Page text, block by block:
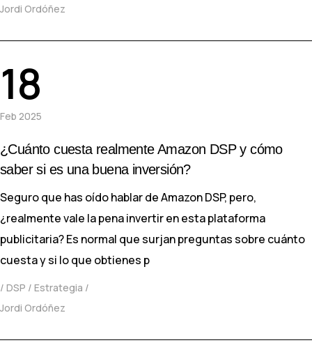
Jordi Ordóñez
18
Feb 2025
¿Cuánto cuesta realmente Amazon DSP y cómo
saber si es una buena inversión?
Seguro que has oído hablar de Amazon DSP, pero,
¿realmente vale la pena invertir en esta plataforma
publicitaria? Es normal que surjan preguntas sobre cuánto
cuesta y si lo que obtienes p
DSP
Estrategia
Jordi Ordóñez